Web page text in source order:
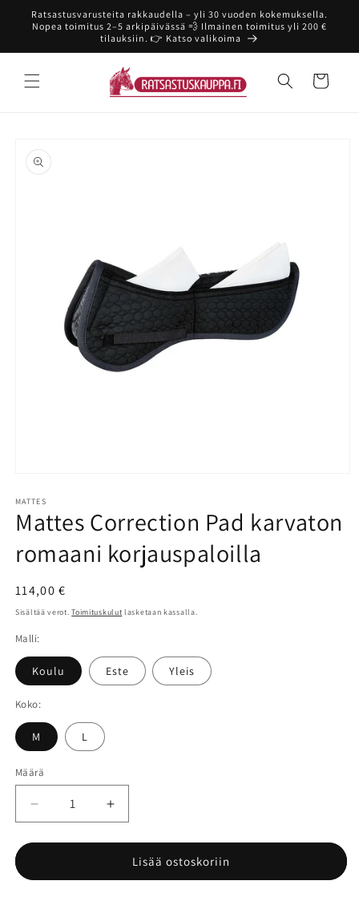
siirry
sisältöön
Ratsastusvarusteita rakkaudella – yli 30 vuoden kokemuksella.
Nopea toimitus 2–5 arkipäivässä 💨 Ilmainen toimitus yli 200 €
tilauksiin. 👉 Katso valikoima
Ostoskori
tuotetietoihin
1
modaalisessa
ikkunassa
MATTES
Mattes Correction Pad karvaton
romaani korjauspaloilla
Normaalihinta
114,00 €
Sisältää verot.Toimituskulut lasketaan kassalla.
Malli:
Koulu Este Yleis
Koko:
M L
Määrä
Määrä
Vähennä
tuotteen
Mattes
Pad
Lisää
tuotteen
Mattes
Correction
Pad
Lisää ostoskoriin